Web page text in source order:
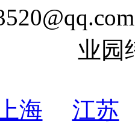
业园
上海
江苏